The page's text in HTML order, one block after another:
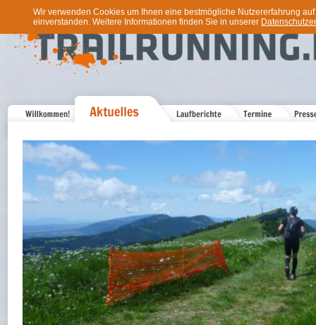
Wir verwenden Cookies um Ihnen eine bestmögliche Nutzererfahrung
einverstanden. Weitere Informationen finden Sie in unserer